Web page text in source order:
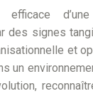
efficace
des signes
et
un